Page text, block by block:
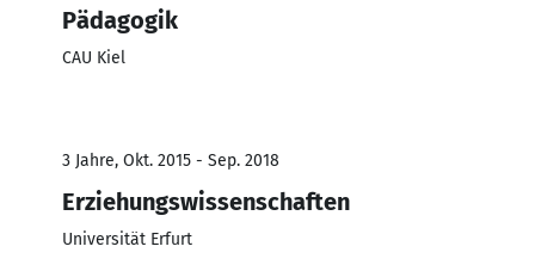
Pädagogik
CAU Kiel
3 Jahre, Okt. 2015 - Sep. 2018
Erziehungswissenschaften
Universität Erfurt